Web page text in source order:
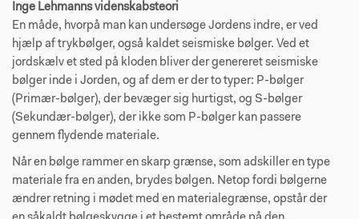
Inge Lehmanns videnskabsteori
En måde, hvorpå man kan undersøge Jordens indre, er ved
hjælp af trykbølger, også kaldet seismiske bølger. Ved et
jordskælv et sted på kloden bliver der genereret seismiske
bølger inde i Jorden, og af dem er der to typer: P-bølger
(Primær-bølger), der bevæger sig hurtigst, og S-bølger
(Sekundær-bølger), der ikke som P-bølger kan passere
gennem flydende materiale.
Når en bølge rammer en skarp grænse, som adskiller en type
materiale fra en anden, brydes bølgen. Netop fordi bølgerne
ændrer retning i mødet med en materialegrænse, opstår der